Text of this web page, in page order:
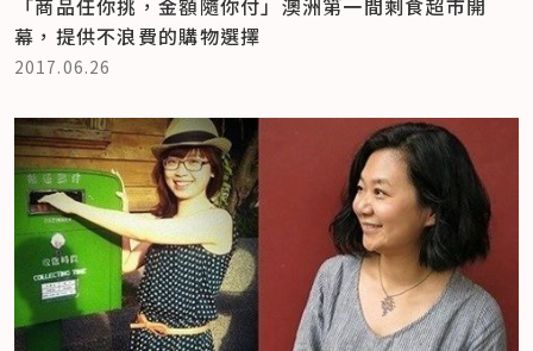
幕，提供不浪費的購物選擇
2017.06.26